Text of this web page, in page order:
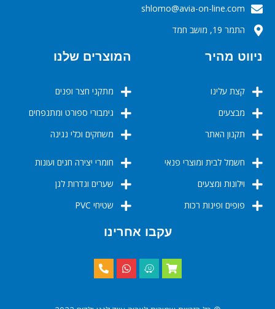
‬‬‬shlomo@avia-on-line.com‬
התמר 19, מושב חמד
ניווט מהיר
קצת עלינו
מבצעים
תקנון האתר
המוצרים שלנו
מתקני חצר ופנים
גימבורי ספורט ומתנפחים
משחקים וכלי נגינה
חשמל לבית ומוצרי פנאי
וילונות ומצעים
פופים ופינות רכות
חומרי יצירה חגים ועונות
שערים וגדרות לגן
שטיחי PVC
עקבו אחרינו